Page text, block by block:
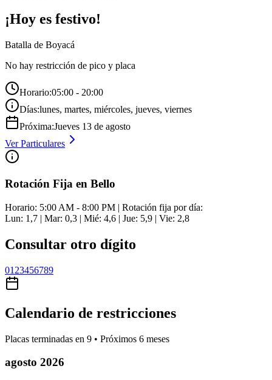
¡Hoy es festivo!
Batalla de Boyacá
No hay restricción de pico y placa
Horario:05:00 - 20:00
Días:lunes, martes, miércoles, jueves, viernes
Próxima:Jueves 13 de agosto
VerParticulares
Rotación Fija en Bello
Horario: 5:00 AM - 8:00 PM | Rotación fija por día:
Lun: 1,7 | Mar: 0,3 | Mié: 4,6 | Jue: 5,9 | Vie: 2,8
Consultar otro dígito
01 23456789
Calendario de restricciones
Placas terminadas en 9 • Próximos 6 meses
agosto 2026